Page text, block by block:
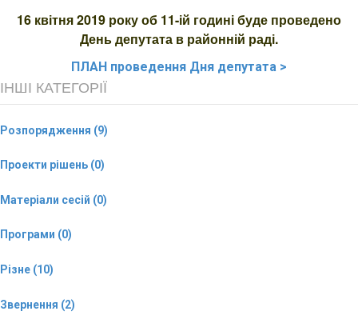
16 квітня 2019 року об 11-ій годині буде проведено
День депутата в районній раді.
ПЛАН проведення Дня депутата >
ІНШІ КАТЕГОРІЇ
Розпорядження (9)
Проекти рішень (0)
Матеріали сесій (0)
Програми (0)
Різне (10)
Звернення (2)